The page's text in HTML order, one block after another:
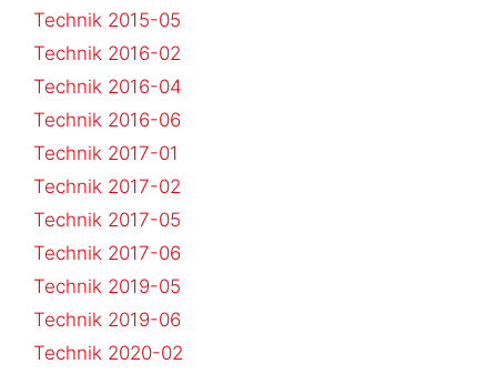
Technik 2015-05
Technik 2016-02
Technik 2016-04
Technik 2016-06
Technik 2017-01
Technik 2017-02
Technik 2017-05
Technik 2017-06
Technik 2019-05
Technik 2019-06
Technik 2020-02